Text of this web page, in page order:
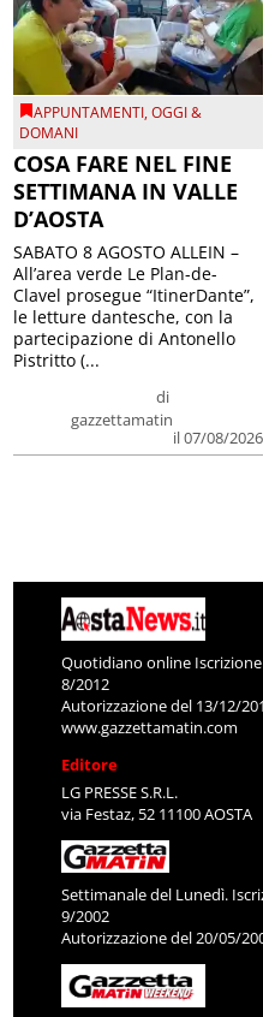
APPUNTAMENTI,OGGI &
DOMANI
COSA FARE NEL FINE
SETTIMANA IN VALLE
D’AOSTA
di
gazzettamatin
il 07/08/2026
SABATO 8 AGOSTO ALLEIN –
All’area verde Le Plan-de-
Clavel prosegue “ItinerDante”,
le letture dantesche, con la
partecipazione di Antonello
Pistritto (...
Quotidiano online
8/2012
Autorizzazione del 13/12/
www.gazzettamatin.com
Editore
LG PRESSE S.R.L.
via Festaz, 52 11100 AOSTA
Settimanale del Lunedì.
9/2002
Autorizzazione del 20/05/